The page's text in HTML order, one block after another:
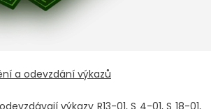
a odevzdání výkazů